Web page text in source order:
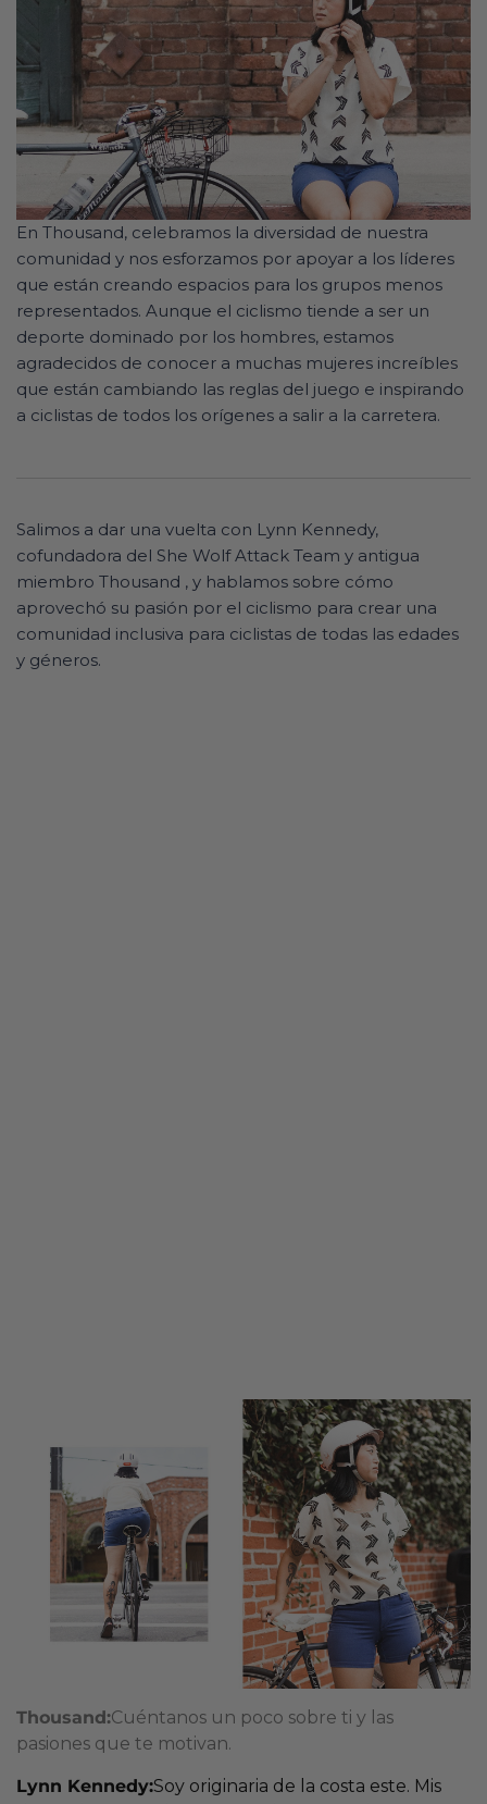
En Thousand, celebramos la diversidad de nuestra
comunidad y nos esforzamos por apoyar a los líderes
que están creando espacios para los grupos menos
representados. Aunque el ciclismo tiende a ser un
deporte dominado por los hombres, estamos
agradecidos de conocer a muchas mujeres increíbles
que están cambiando las reglas del juego e inspirando
a ciclistas de todos los orígenes a salir a la carretera.
Salimos a dar una vuelta con Lynn Kennedy,
cofundadora del She Wolf Attack Team y antigua
miembro Thousand , y hablamos sobre cómo
aprovechó su pasión por el ciclismo para crear una
comunidad inclusiva para ciclistas de todas las edades
y géneros.
Thousand:Cuéntanos un poco sobre ti y las
pasiones que te motivan.
Lynn Kennedy:Soy originaria de la costa este. Mis